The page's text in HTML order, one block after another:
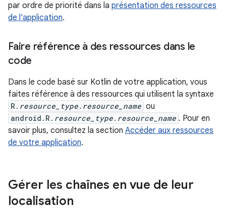
par ordre de priorité dans la présentation des ressources
de l'application.
Faire référence à des ressources dans le
code
Dans le code basé sur Kotlin de votre application, vous
faites référence à des ressources qui utilisent la syntaxe
R. resource_type. resource_name ou
android.R. resource_type. resource_name . Pour en
savoir plus, consultez la section Accéder aux ressources
de votre application.
Gérer les chaînes en vue de leur
localisation